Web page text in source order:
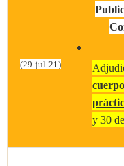
(29-jul-21)
y 30